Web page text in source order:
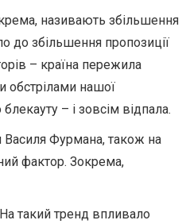
називають збільшення
до збільшення пропозиції
– країна пережила
обстрілами нашої
– і зовсім відпала.
Василя Фурмана, також на
фактор. Зокрема,
такий тренд впливало